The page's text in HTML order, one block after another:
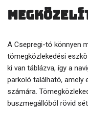
A Csepregi-tó könnyen
tömegközlekedési
ki van táblázva, így a
parkoló található, amely
számára.
buszmegállóból rövid